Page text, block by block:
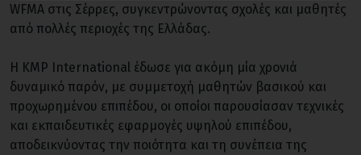
WFMA στις Σέρρες, συγκεντρώνοντας σχολές και μαθητές
από πολλές περιοχές της Ελλάδας.
Η KMP International έδωσε για ακόμη μία χρονιά
δυναμικό παρόν, με συμμετοχή μαθητών βασικού και
προχωρημένου επιπέδου, οι οποίοι παρουσίασαν τεχνικές
και εκπαιδευτικές εφαρμογές υψηλού επιπέδου,
αποδεικνύοντας την ποιότητα και τη συνέπεια της